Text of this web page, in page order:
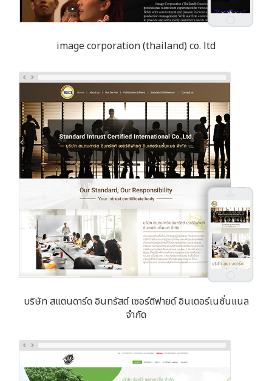
image corporation (thailand) co. ltd
บริษัท สแตนดาร์ด อินทรัสต์ เซอร์ติฟายด์ อินเตอร์เนชั่นแนล
จำกัด